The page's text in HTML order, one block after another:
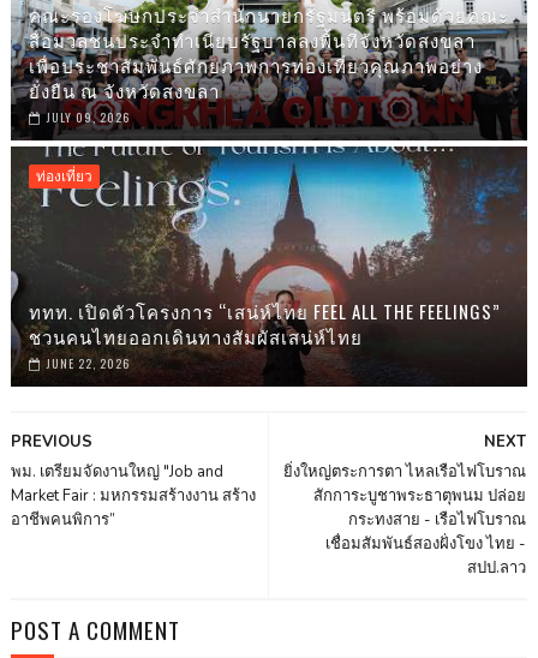
คณะรองโฆษกประจำสำนักนายกรัฐมนตรี พร้อมด้วยคณะ
สื่อมวลชนประจำทำเนียบรัฐบาลลงพื้นที่จังหวัดสงขลา
เพื่อประชาสัมพันธ์ศักยภาพการท่องเที่ยวคุณภาพอย่าง
ยั่งยืน ณ จังหวัดสงขลา
JULY 09, 2026
ท่องเที่ยว
ททท. เปิดตัวโครงการ “เสน่ห์ไทย FEEL ALL THE FEELINGS”
ชวนคนไทยออกเดินทางสัมผัสเสน่ห์ไทย
JUNE 22, 2026
NEXT
ยิ่งใหญ่ตระการตา ไหลเรือไฟโบราณ
สักการะบูชาพระธาตุพนม ปล่อย
กระทงสาย - เรือไฟโบราณ
เชื่อมสัมพันธ์สองฝั่งโขง ไทย -
สปป.ลาว
PREVIOUS
พม. เตรียมจัดงานใหญ่ "Job and
Market Fair : มหกรรมสร้างงาน สร้าง
อาชีพคนพิการ”
POST A COMMENT